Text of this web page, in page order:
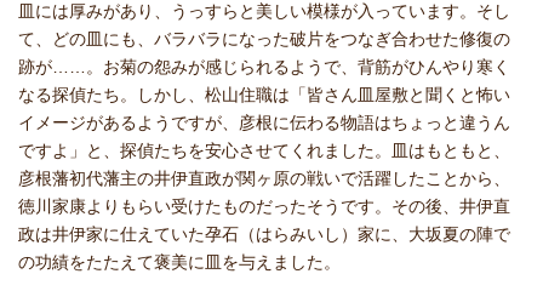
皿には厚みがあり、うっすらと美しい模様が入っています。そし
て、どの皿にも、バラバラになった破片をつなぎ合わせた修復の
跡が……。お菊の怨みが感じられるようで、背筋がひんやり寒く
なる探偵たち。しかし、松山住職は「皆さん皿屋敷と聞くと怖い
イメージがあるようですが、彦根に伝わる物語はちょっと違うん
ですよ」と、探偵たちを安心させてくれました。皿はもともと、
彦根藩初代藩主の井伊直政が関ヶ原の戦いで活躍したことから、
徳川家康よりもらい受けたものだったそうです。その後、井伊直
政は井伊家に仕えていた孕石（はらみいし）家に、大坂夏の陣で
の功績をたたえて褒美に皿を与えました。